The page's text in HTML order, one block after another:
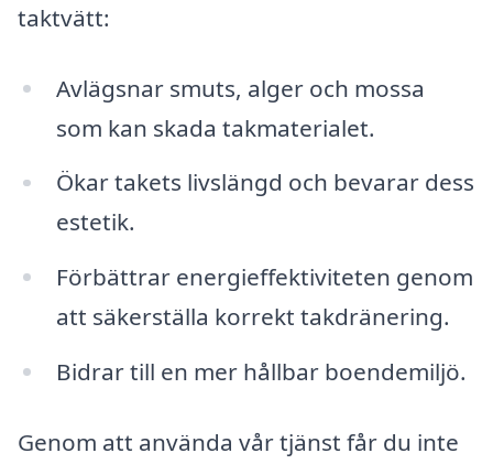
taktvätt:
Avlägsnar smuts, alger och mossa
som kan skada takmaterialet.
Ökar takets livslängd och bevarar dess
estetik.
Förbättrar energieffektiviteten genom
att säkerställa korrekt takdränering.
Bidrar till en mer hållbar boendemiljö.
Genom att använda vår tjänst får du inte